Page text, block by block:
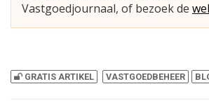
Vastgoedjournaal, of bezoek de
GRATIS ARTIKEL VASTGOEDBEHEER